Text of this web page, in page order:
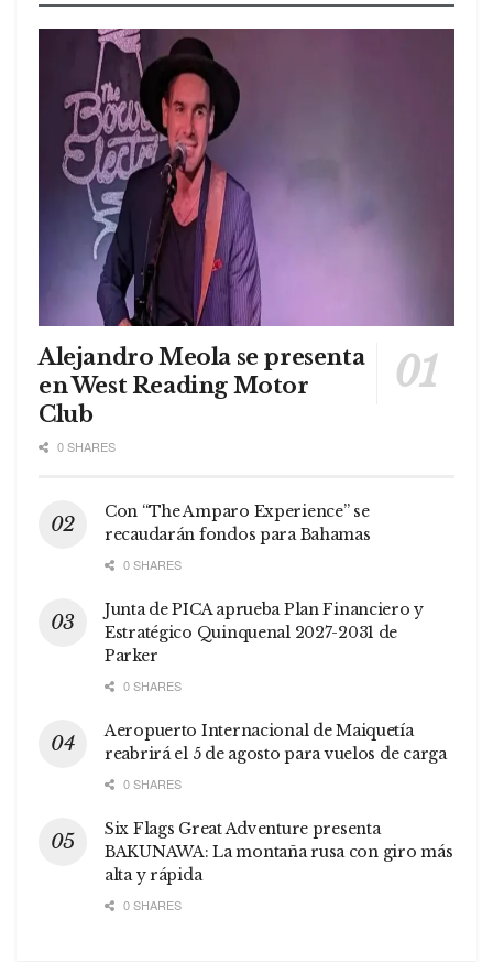
Alejandro Meola se presenta
en West Reading Motor
Club
0 SHARES
Con “The Amparo Experience” se
recaudarán fondos para Bahamas
0 SHARES
Junta de PICA aprueba Plan Financiero y
Estratégico Quinquenal 2027-2031 de
Parker
0 SHARES
Aeropuerto Internacional de Maiquetía
reabrirá el 5 de agosto para vuelos de carga
0 SHARES
Six Flags Great Adventure presenta
BAKUNAWA: La montaña rusa con giro más
alta y rápida
0 SHARES